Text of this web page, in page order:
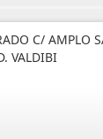
C/ AMPLO
VALDIBI